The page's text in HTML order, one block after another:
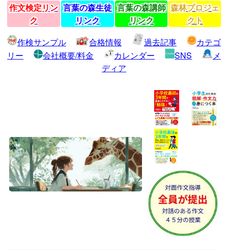
作文検定リン
ク
言葉の森生徒
リンク
言葉の森講師
リンク
森林プロジェ
クト
作検サンプル
合格情報 過去記事
カテゴ
リー
会社概要/料金 カレンダー SNS
メ
ディア